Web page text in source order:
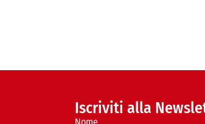
Iscriviti alla